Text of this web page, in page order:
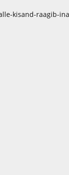
kisand-raagib-